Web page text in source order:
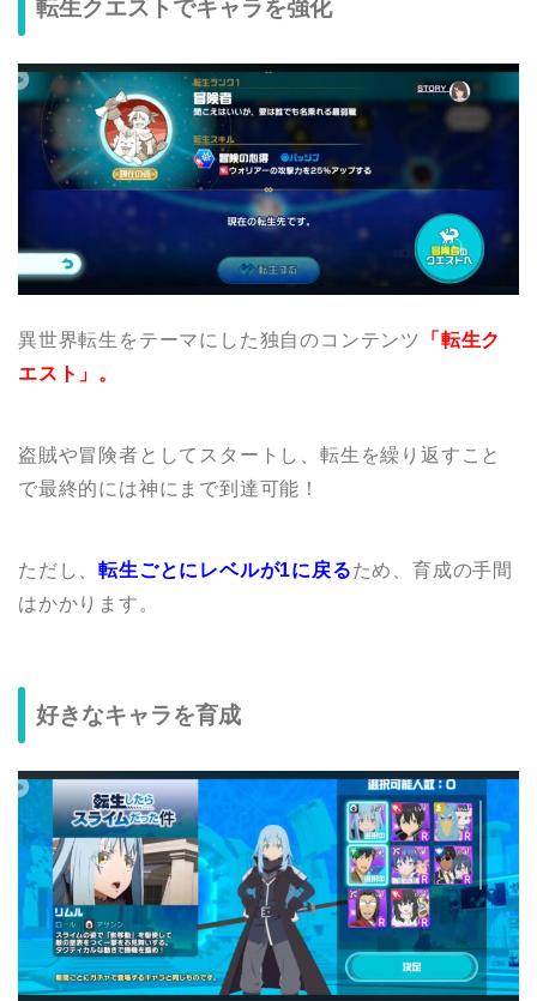
転生クエストでキャラを強化
異世界転生をテーマにした独自のコンテンツ
「転生ク
エスト」。
盗賊や冒険者としてスタートし、転生を繰り返すこと
で最終的には神にまで到達可能！
ただし、転生ごとにレベルが1に戻るため、育成の手間
はかかります。
好きなキャラを育成